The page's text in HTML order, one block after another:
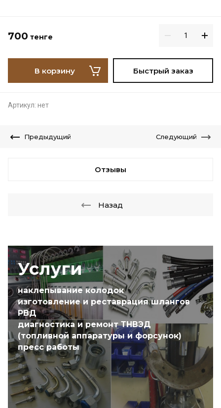
Услуги
наклепывание колодок
изготовление и реставрация шлангов
РВД
диагностика и ремонт ТНВЭД
(топливной аппаратуры и форсунок)
пресс работы
700 тенге
В корзину Быстрый заказ
Артикул: нет
Предыдущий Следующий
Отзывы
Назад